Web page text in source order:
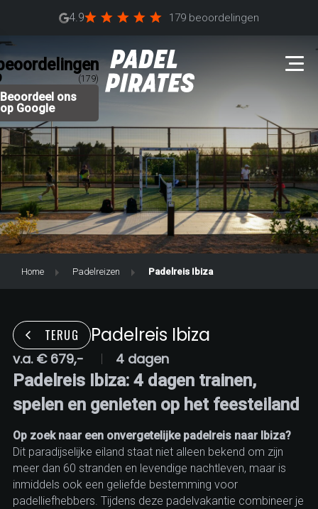
(179)
Beoordeel ons
op Google
4.9 179 beoordelingen
Home Padelreizen Padelreis Ibiza
TERUG Padelreis Ibiza
v.a. € 679,- 4 dagen
Padelreis Ibiza: 4 dagen trainen,
spelen en genieten op het feesteiland
Op zoek naar een onvergetelijke padelreis naar Ibiza?
Dit paradijselijke eiland staat niet alleen bekend om zijn
meer dan 60 stranden en levendige nachtleven, maar is
inmiddels ook een geliefde bestemming voor
padelliefhebbers. Tijdens deze padelvakantie combineer je